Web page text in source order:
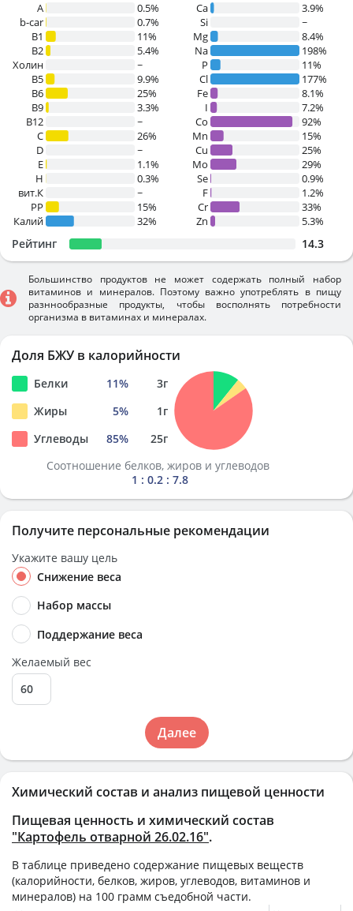
Химический состав и анализ пищевой ценности
Пищевая ценность и химический состав
"Картофель отварной 26.02.16".
В таблице приведено содержание пищевых веществ
(калорийности, белков, жиров, углеводов, витаминов и
минералов) на 100 грамм съедобной части.
A
0.5%
b-car
0.7%
В1
11%
B2
5.4%
Холин
~
B5
9.9%
B6
25%
B9
3.3%
B12
~
C
26%
D
~
E
1.1%
H
0.3%
вит.К
~
PP
15%
Калий
32%
Ca
3.9%
Si
~
Mg
8.4%
Na
198%
P
11%
Cl
177%
Fe
8.1%
I
7.2%
Co
92%
Mn
15%
Cu
25%
Mo
29%
Se
0.9%
F
1.2%
Cr
33%
Zn
5.3%
Рейтинг 14.3
Большинство продуктов не может содержать полный набор
витаминов и минералов. Поэтому важно употреблять в пищу
разннообразные продукты, чтобы восполнять потребности
организма в витаминах и минералах.
Доля БЖУ в калорийности
Белки 11% 3г
Жиры
5% 1г
Углеводы
85% 25г
Соотношение белков, жиров и углеводов
1 : 0.2 : 7.8
Получите персональные рекомендации
Укажите вашу цель
Снижение веса
Набор массы
Поддержание веса
Желаемый вес
Далее